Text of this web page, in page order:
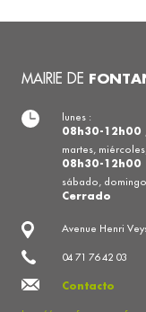
MAIRIE DE
Avenue Henri
04 71 76 42 03
Contacto
lunes :
08h30-12h00
martes,
08h30-12h00
sábado,
Cerrado